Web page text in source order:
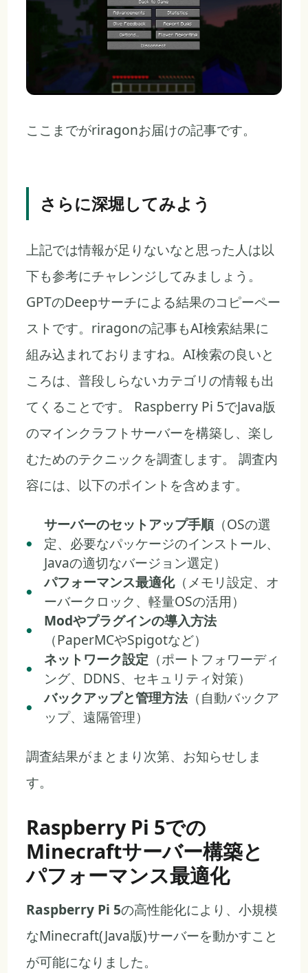
ここまでがriragonお届けの記事です。
さらに深堀してみよう
上記では情報が足りないなと思った人は以
下も参考にチャレンジしてみましょう。
GPTのDeepサーチによる結果のコピーペー
ストです。riragonの記事もAI検索結果に
組み込まれておりますね。AI検索の良いと
ころは、普段しらないカテゴリの情報も出
てくることです。 Raspberry Pi 5でJava版
のマインクラフトサーバーを構築し、楽し
むためのテクニックを調査します。 調査内
容には、以下のポイントを含めます。
サーバーのセットアップ手順（OSの選
定、必要なパッケージのインストール、
Javaの適切なバージョン選定）
パフォーマンス最適化（メモリ設定、オ
ーバークロック、軽量OSの活用）
Modやプラグインの導入方法
（PaperMCやSpigotなど）
ネットワーク設定 （ポートフォワーディ
ング、DDNS、セキュリティ対策）
バックアップと管理方法（自動バックア
ップ、遠隔管理）
調査結果がまとまり次第、お知らせしま
す。
Raspberry Pi 5での
Minecraftサーバー構築と
パフォーマンス最適化
Raspberry Pi 5の高性能化により、小規模
なMinecraft(Java版)サーバーを動かすこと
が可能になりました。